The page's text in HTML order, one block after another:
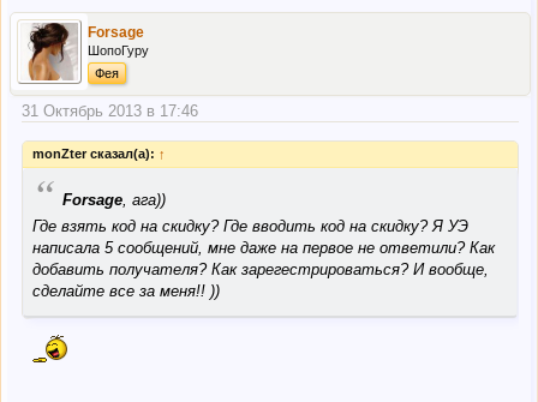
Forsage
ШопоГуру
Фея
31 Октябрь 2013 в 17:46
monZter сказал(а): ↑
“ Forsage , ага))
Где взять код на скидку? Где вводить код на скидку? Я УЭ
написала 5 сообщений, мне даже на первое не ответили? Как
добавить получателя? Как зарегестрироваться? И вообще,
сделайте все за меня!! ))